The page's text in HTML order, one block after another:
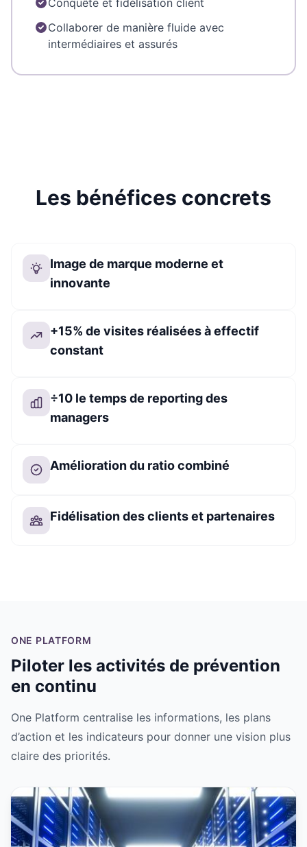
Conquête et fidélisation client
Collaborer de manière fluide avec
intermédiaires et assurés
Les bénéfices concrets
Image de marque moderne et
innovante
+15% de visites réalisées à effectif
constant
÷10 le temps de reporting des
managers
Amélioration du ratio combiné
Fidélisation des clients et partenaires
ONE PLATFORM
Piloter les activités de prévention
en continu
One Platform centralise les informations, les plans
d’action et les indicateurs pour donner une vision plus
claire des priorités.